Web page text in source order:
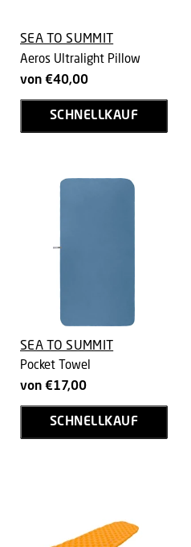
SEA TO SUMMIT
Aeros Ultralight Pillow
von €40,00
SCHNELLKAUF
SEA TO SUMMIT
Pocket Towel
von €17,00
SCHNELLKAUF